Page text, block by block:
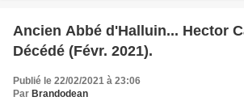
Ancien Abbé d'Halluin... Hector
Décédé (Févr. 2021).
Publié le 22/02/2021 à 23:06
Par Brandodean